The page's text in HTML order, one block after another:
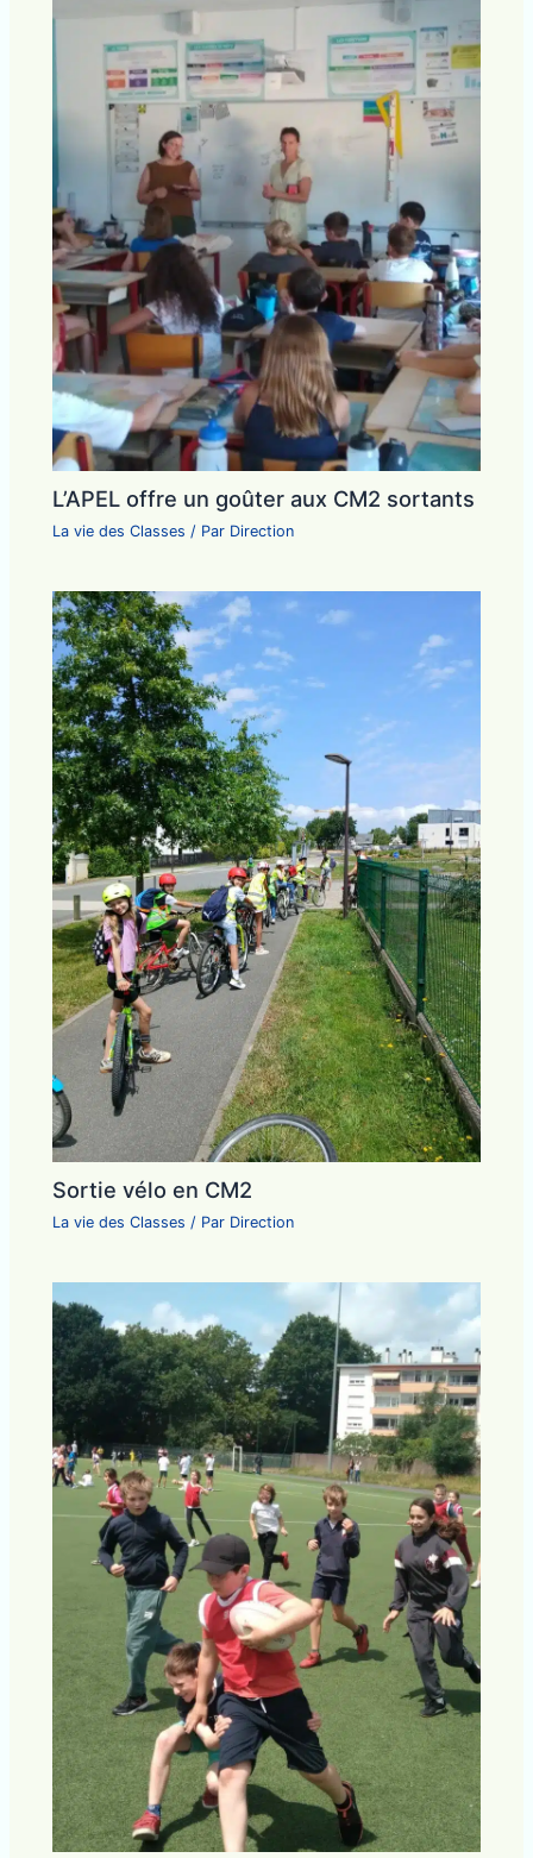
L’APEL offre un goûter aux CM2 sortants
La vie des Classes / Par Direction
Sortie vélo en CM2
La vie des Classes / Par Direction